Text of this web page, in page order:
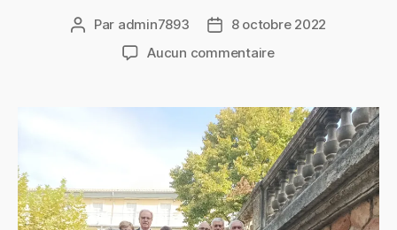
Par admin7893
8 octobre 2022
Aucun commentaire